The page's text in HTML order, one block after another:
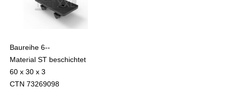
Baureihe 6--
Material ST beschichtet
60 x 30 x 3
CTN 73269098